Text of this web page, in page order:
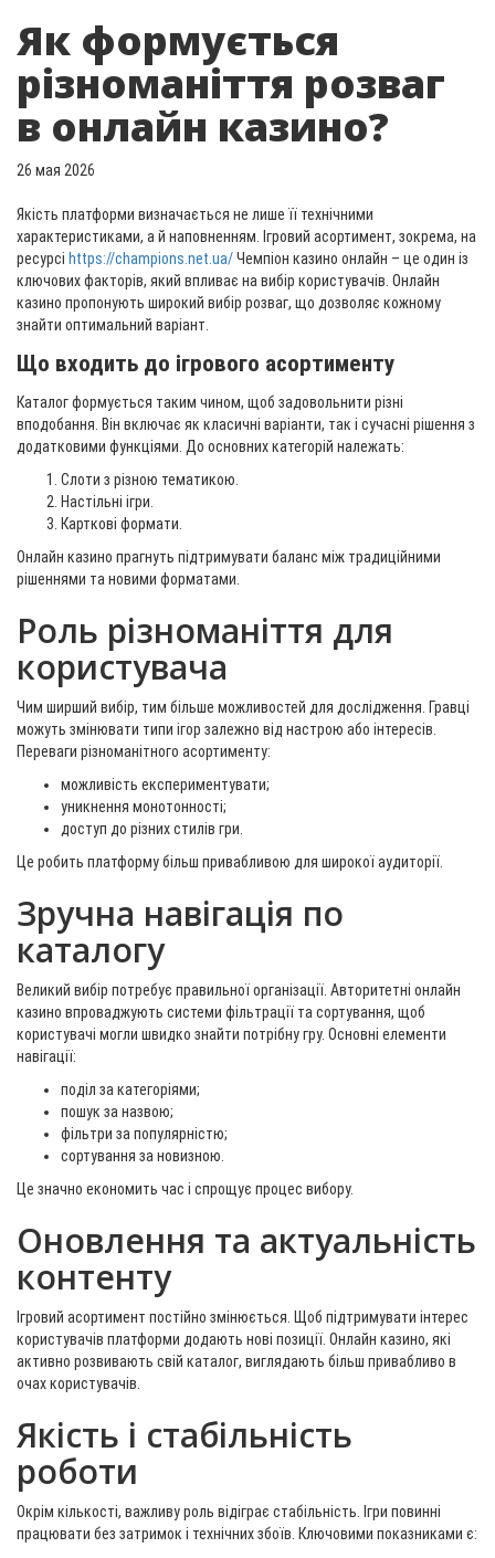
Як формується
різноманіття розваг
в онлайн казино?
26 мая 2026
Якість платформи визначається не лише її технічними
характеристиками, а й наповненням. Ігровий асортимент, зокрема, на
ресурсі https://champions.net.ua/Чемпіон казино онлайн – це один із
ключових факторів, який впливає на вибір користувачів. Онлайн
казино пропонують широкий вибір розваг, що дозволяє кожному
знайти оптимальний варіант.
Що входить до ігрового асортименту
Каталог формується таким чином, щоб задовольнити різні
вподобання. Він включає як класичні варіанти, так і сучасні рішення з
додатковими функціями. До основних категорій належать:
Слоти з різною тематикою.
Настільні ігри.
Карткові формати.
Онлайн казино прагнуть підтримувати баланс між традиційними
рішеннями та новими форматами.
Роль різноманіття для
користувача
Чим ширший вибір, тим більше можливостей для дослідження. Гравці
можуть змінювати типи ігор залежно від настрою або інтересів.
Переваги різноманітного асортименту:
можливість експериментувати;
уникнення монотонності;
доступ до різних стилів гри.
Це робить платформу більш привабливою для широкої аудиторії.
Зручна навігація по
каталогу
Великий вибір потребує правильної організації. Авторитетні онлайн
казино впроваджують системи фільтрації та сортування, щоб
користувачі могли швидко знайти потрібну гру. Основні елементи
навігації:
поділ за категоріями;
пошук за назвою;
фільтри за популярністю;
сортування за новизною.
Це значно економить час і спрощує процес вибору.
Оновлення та актуальність
контенту
Ігровий асортимент постійно змінюється. Щоб підтримувати інтерес
користувачів платформи додають нові позиції. Онлайн казино, які
активно розвивають свій каталог, виглядають більш привабливо в
очах користувачів.
Якість і стабільність
роботи
Окрім кількості, важливу роль відіграє стабільність. Ігри повинні
працювати без затримок і технічних збоїв. Ключовими показниками є: